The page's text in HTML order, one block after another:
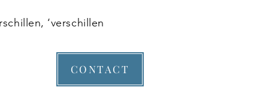
‘verschillen
CONTACT